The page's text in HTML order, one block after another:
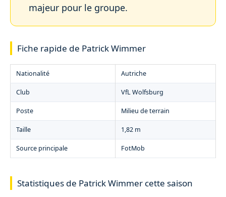
majeur pour le groupe.
Fiche rapide de Patrick Wimmer
Nationalité Autriche
Club VfL Wolfsburg
Poste Milieu de terrain
Taille 1,82 m
Source principale FotMob
Statistiques de Patrick Wimmer cette saison